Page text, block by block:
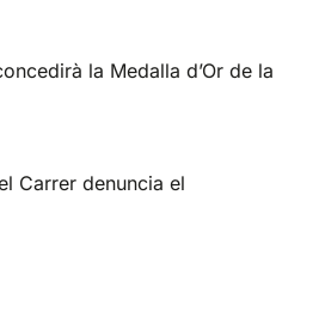
la Medalla d’Or de la
Carrer denuncia el